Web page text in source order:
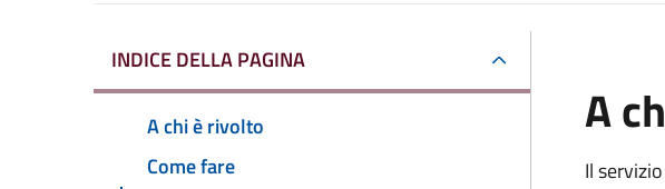
INDICE DELLA PAGINA
A chi è rivolto
Come fare
A
Il